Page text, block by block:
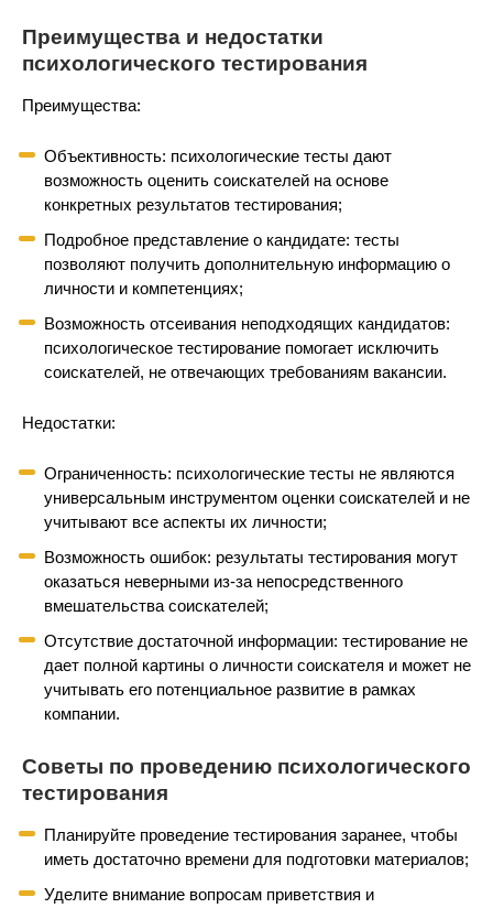
Преимущества и недостатки
психологического тестирования
Преимущества:
Объективность: психологические тесты дают
возможность оценить соискателей на основе
конкретных результатов тестирования;
Подробное представление о кандидате: тесты
позволяют получить дополнительную информацию о
личности и компетенциях;
Возможность отсеивания неподходящих кандидатов:
психологическое тестирование помогает исключить
соискателей, не отвечающих требованиям вакансии.
Недостатки:
Ограниченность: психологические тесты не являются
универсальным инструментом оценки соискателей и не
учитывают все аспекты их личности;
Возможность ошибок: результаты тестирования могут
оказаться неверными из-за непосредственного
вмешательства соискателей;
Отсутствие достаточной информации: тестирование не
дает полной картины о личности соискателя и может не
учитывать его потенциальное развитие в рамках
компании.
Советы по проведению психологического
тестирования
Планируйте проведение тестирования заранее, чтобы
иметь достаточно времени для подготовки материалов;
Уделите внимание вопросам приветствия и